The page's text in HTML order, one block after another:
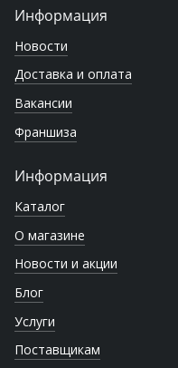
Информация
Новости
Доставка и оплата
Вакансии
Франшиза
Информация
Каталог
О магазине
Новости и акции
Блог
Услуги
Поставщикам